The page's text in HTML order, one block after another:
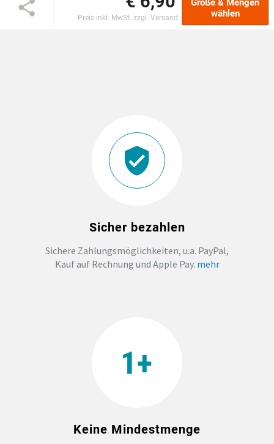
ZAHNARZTPRAXIS
FOTOTASSEN UND MEHR
GROSSBESTELLUNG
Preis inkl. MwSt. zzgl. Versand
Größe & Mengen
wählen
Sicher bezahlen
Sichere Zahlungsmöglichkeiten, u.a. PayPal,
Kauf auf Rechnung und Apple Pay. mehr
Keine Mindestmenge